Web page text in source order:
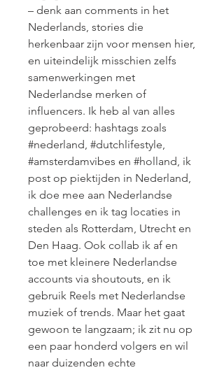
– denk aan comments in het
Nederlands, stories die
herkenbaar zijn voor mensen hier,
en uiteindelijk misschien zelfs
samenwerkingen met
Nederlandse merken of
influencers. Ik heb al van alles
geprobeerd: hashtags zoals
#nederland, #dutchlifestyle,
#amsterdamvibes en #holland, ik
post op piektijden in Nederland,
ik doe mee aan Nederlandse
challenges en ik tag locaties in
steden als Rotterdam, Utrecht en
Den Haag. Ook collab ik af en
toe met kleinere Nederlandse
accounts via shoutouts, en ik
gebruik Reels met Nederlandse
muziek of trends. Maar het gaat
gewoon te langzaam; ik zit nu op
een paar honderd volgers en wil
naar duizenden echte